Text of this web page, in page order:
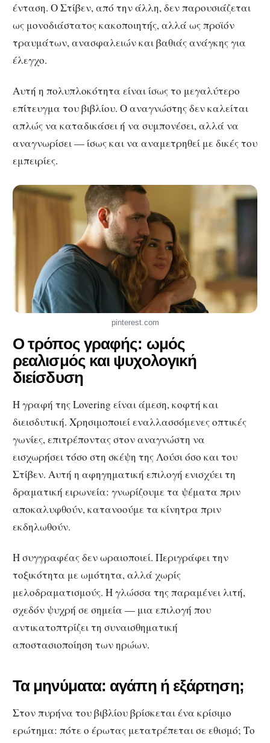
ένταση. Ο Στίβεν, από την άλλη, δεν παρουσιάζεται
ως μονοδιάστατος κακοποιητής, αλλά ως προϊόν
τραυμάτων, ανασφαλειών και βαθιάς ανάγκης για
έλεγχο.
Αυτή η πολυπλοκότητα είναι ίσως το μεγαλύτερο
επίτευγμα του βιβλίου. Ο αναγνώστης δεν καλείται
απλώς να καταδικάσει ή να συμπονέσει, αλλά να
αναγνωρίσει — ίσως και να αναμετρηθεί με δικές του
εμπειρίες.
pinterest.com
Ο τρόπος γραφής: ωμός
ρεαλισμός και ψυχολογική
διείσδυση
Η γραφή της Lovering είναι άμεση, κοφτή και
διεισδυτική. Χρησιμοποιεί εναλλασσόμενες οπτικές
γωνίες, επιτρέποντας στον αναγνώστη να
εισχωρήσει τόσο στη σκέψη της Λούσι όσο και του
Στίβεν. Αυτή η αφηγηματική επιλογή ενισχύει τη
δραματική ειρωνεία: γνωρίζουμε τα ψέματα πριν
αποκαλυφθούν, κατανοούμε τα κίνητρα πριν
εκδηλωθούν.
Η συγγραφέας δεν ωραιοποιεί. Περιγράφει την
τοξικότητα με ωμότητα, αλλά χωρίς
μελοδραματισμούς. Η γλώσσα της παραμένει λιτή,
σχεδόν ψυχρή σε σημεία — μια επιλογή που
αντικατοπτρίζει τη συναισθηματική
αποστασιοποίηση των ηρώων.
Τα μηνύματα: αγάπη ή εξάρτηση;
Στον πυρήνα του βιβλίου βρίσκεται ένα κρίσιμο
ερώτημα: πότε ο έρωτας μετατρέπεται σε εθισμό; Το